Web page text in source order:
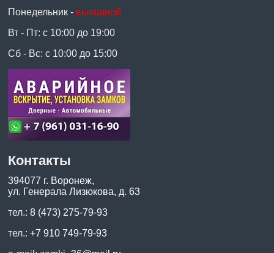
Понедельник - выходной
Вт - Пт: с 10:00 до 19:00
Сб - Вс: с 10:00 до 15:00
Контакты
394077 г. Воронеж,
ул. Генерала Лизюкова, д. 63
тел.:8 (473) 275-79-93
тел.:+7 910 749-79-93